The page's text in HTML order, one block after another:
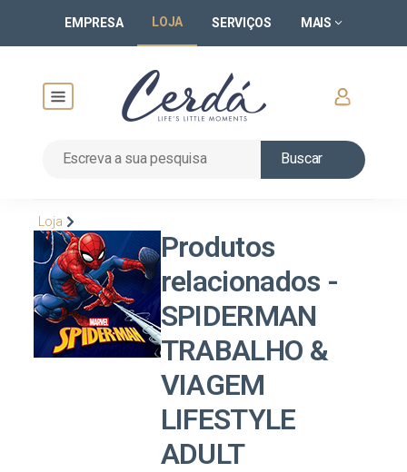
EMPRESA LOJA SERVIÇOS MAIS
Buscar
Loja
Produtos
relacionados -
SPIDERMAN
TRABALHO &
VIAGEM
LIFESTYLE
ADULT